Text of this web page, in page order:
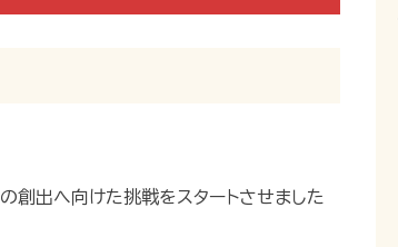
創出へ向けた挑戦をスタートさせました